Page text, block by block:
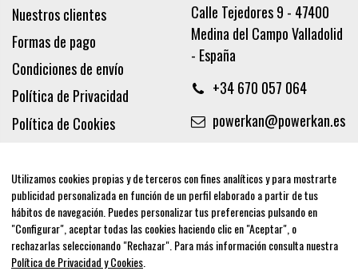
Nuestros clientes
Formas de pago
Condiciones de envío
Política de Privacidad
Política de Cookies
Aviso legal
Calle Tejedores 9 - 47400
Medina del Campo Valladolid
- España
+34 670 057 064
powerkan@powerkan.es
Síguenos
Utilizamos cookies propias y de terceros con fines analíticos y para mostrarte
publicidad personalizada en función de un perfil elaborado a partir de tus
hábitos de navegación. Puedes personalizar tus preferencias pulsando en
"Configurar", aceptar todas las cookies haciendo clic en "Aceptar", o
rechazarlas seleccionando "Rechazar". Para más información consulta nuestra
Política de Privacidad y Cookies